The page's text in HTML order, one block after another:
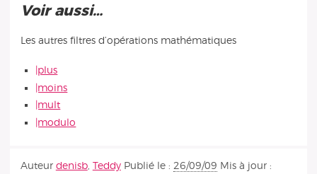
Voir aussi…
Les autres filtres d’opérations mathématiques
|plus
|moins
|mult
|modulo
Auteur denisb, Teddy Publié le : 26/09/09 Mis à jour :